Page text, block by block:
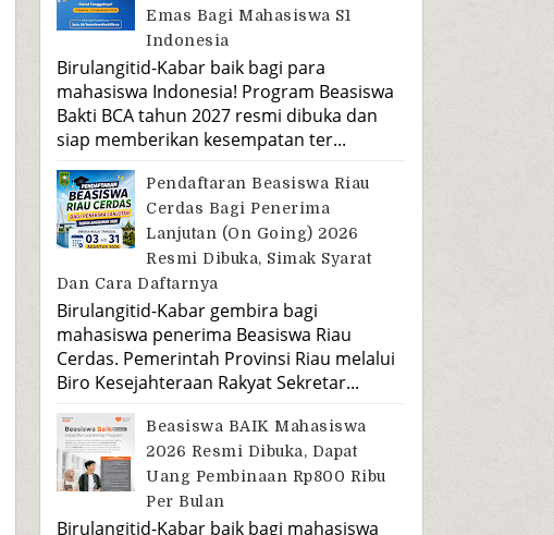
Emas Bagi Mahasiswa S1
Indonesia
Birulangitid-Kabar baik bagi para
mahasiswa Indonesia! Program Beasiswa
Bakti BCA tahun 2027 resmi dibuka dan
siap memberikan kesempatan ter...
Pendaftaran Beasiswa Riau
Cerdas Bagi Penerima
Lanjutan (On Going) 2026
Resmi Dibuka, Simak Syarat
Dan Cara Daftarnya
Birulangitid-Kabar gembira bagi
mahasiswa penerima Beasiswa Riau
Cerdas. Pemerintah Provinsi Riau melalui
Biro Kesejahteraan Rakyat Sekretar...
Beasiswa BAIK Mahasiswa
2026 Resmi Dibuka, Dapat
Uang Pembinaan Rp800 Ribu
Per Bulan
Birulangitid-Kabar baik bagi mahasiswa